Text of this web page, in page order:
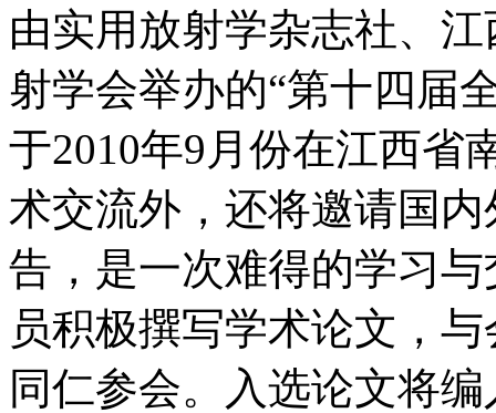
由实用放射学杂志社、
射学会举办的“第十四届
于2010年9月份在江西省
术交流外，还将邀请国
告，是一次难得的学习
员积极撰写学术论文，
同仁参会。入选论文将